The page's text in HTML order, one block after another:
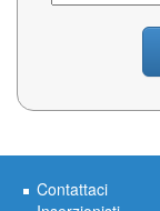
Contattaci